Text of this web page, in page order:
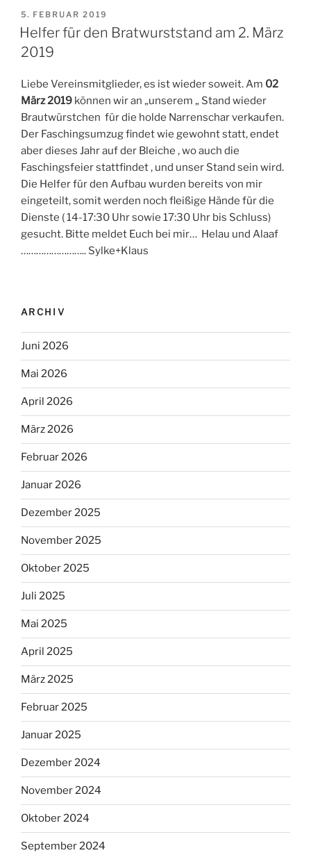
VERÖFFENTLICHT
AM
5. FEBRUAR 2019
Helfer für den Bratwurststand am 2. März
2019
Liebe Vereinsmitglieder, es ist wieder soweit. Am 02
März 2019 können wir an „unserem „ Stand wieder
Brautwürstchen für die holde Narrenschar verkaufen.
Der Faschingsumzug findet wie gewohnt statt, endet
aber dieses Jahr auf der Bleiche , wo auch die
Faschingsfeier stattfindet , und unser Stand sein wird.
Die Helfer für den Aufbau wurden bereits von mir
eingeteilt, somit werden noch fleißige Hände für die
Dienste ( 14-17:30 Uhr sowie 17:30 Uhr bis Schluss)
gesucht. Bitte meldet Euch bei mir… Helau und Alaaf
…………………….. Sylke+Klaus
ARCHIV
Juni 2026
Mai 2026
April 2026
März 2026
Februar 2026
Januar 2026
Dezember 2025
November 2025
Oktober 2025
Juli 2025
Mai 2025
April 2025
März 2025
Februar 2025
Januar 2025
Dezember 2024
November 2024
Oktober 2024
September 2024